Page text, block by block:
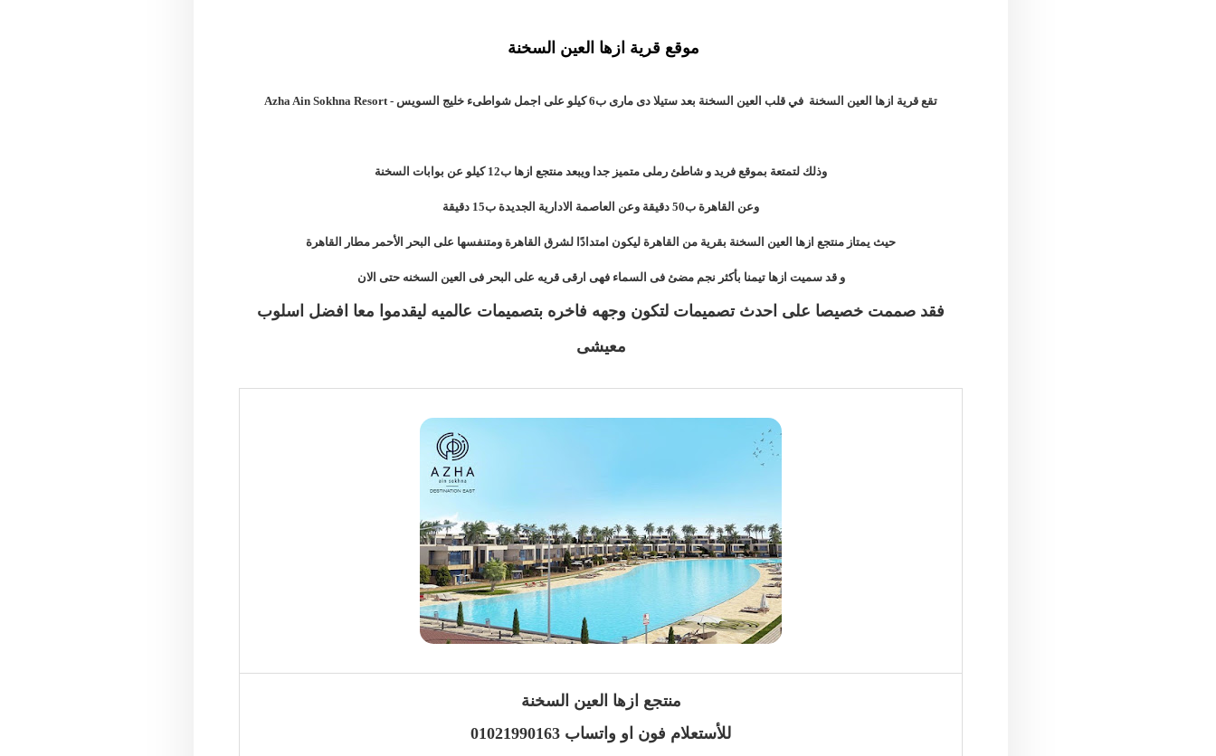
موقع قرية ازها العين السخنة
تقع قرية ازها العين السخنة في قلب العين السخنة بعد ستيلا دى مارى ب6 كيلو على اجمل شواطىء خليج السويس -
Azha Ain Sokhna Resort
وذلك لتمتعة بموقع فريد و شاطئ رملى متميز جدا ويبعد منتجع ازها ب12 كيلو عن بوابات السخنة
وعن القاهرة ب50 دقيقة وعن العاصمة الادارية الجديدة ب15 دقيقة
حيث يمتاز منتجع ازها العين السخنة بقرية من القاهرة ليكون امتدادًا لشرق القاهرة ومتنفسها على البحر الأحمر مطار القاهرة
و قد سميت ازها تيمنا بأكثر نجم مضئ فى السماء فهى ارقى قريه على البحر فى العين السخنه حتى الان
فقد صممت خصيصا على احدث تصميمات لتكون وجهه فاخره بتصميمات عالميه ليقدموا معا افضل اسلوب
معيشى
منتجع ازها العين السخنة
للأستعلام فون او واتساب 01021990163